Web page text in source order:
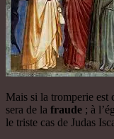
Mais si la tromperie est
sera de la fraude ; à
le triste cas de Judas